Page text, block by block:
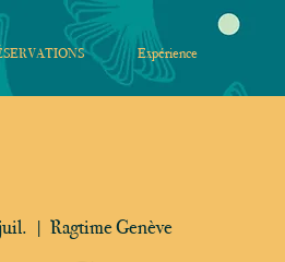
Expérience
  |
Ragtime Genève